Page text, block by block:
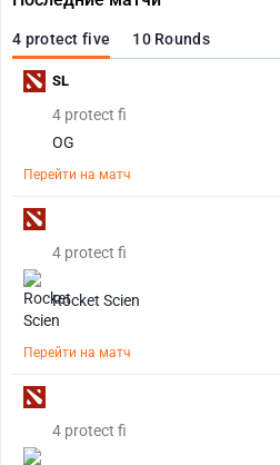
4 protect five 10 Rounds
4 protect fi
OG
Перейти на матч
SL
4 protect fi
Rocket Scien
Перейти на матч
4 protect fi